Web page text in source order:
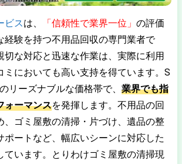
ビスは、 「信頼性で業界一位」 の評価
経験を持つ不用品回収の専門業者で
切な対応と迅速な作業は、実際に利用
ミにおいても高い支持を得ています。S
リーズナブルな価格帯で、 業界でも指
ォーマンスを発揮します。不用品の回
、ゴミ屋敷の清掃・片づけ、遺品の整
ポートなど、幅広いシーンに対応した
ています。とりわけゴミ屋敷の清掃現